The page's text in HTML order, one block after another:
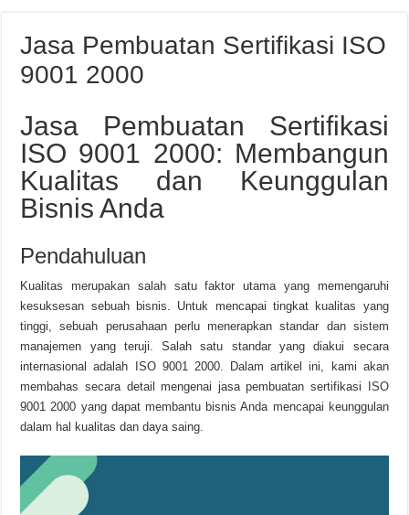
Jasa Pembuatan Sertifikasi ISO
9001 2000
Jasa Pembuatan Sertifikasi
ISO 9001 2000: Membangun
Kualitas dan Keunggulan
Bisnis Anda
Pendahuluan
Kualitas merupakan salah satu faktor utama yang memengaruhi
kesuksesan sebuah bisnis. Untuk mencapai tingkat kualitas yang
tinggi, sebuah perusahaan perlu menerapkan standar dan sistem
manajemen yang teruji. Salah satu standar yang diakui secara
internasional adalah ISO 9001 2000. Dalam artikel ini, kami akan
membahas secara detail mengenai jasa pembuatan sertifikasi ISO
9001 2000 yang dapat membantu bisnis Anda mencapai keunggulan
dalam hal kualitas dan daya saing.